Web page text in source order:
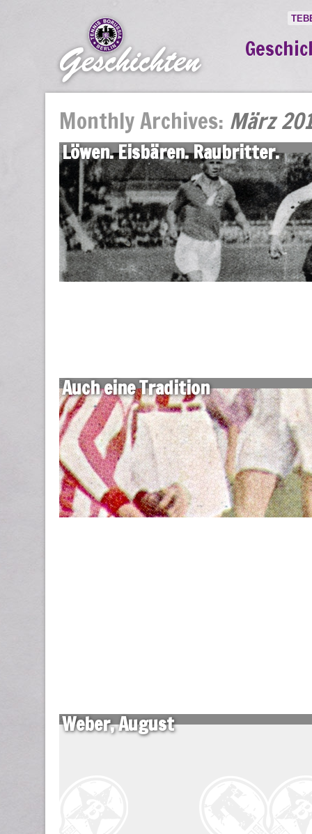
Monthly Archives: März
31 März
Löwen. Eisbären. Raubritter.
30 März
Auch eine Tradition
22 März
Weber, August